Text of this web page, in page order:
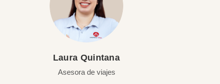
Laura Quintana
Asesora de viajes